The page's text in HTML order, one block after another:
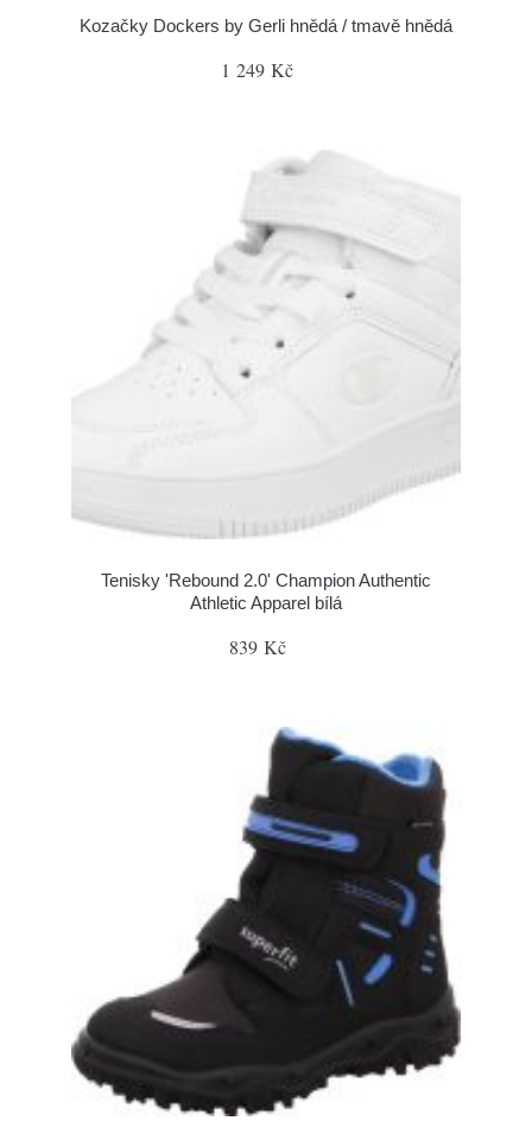
Kozačky Dockers by Gerli hnědá / tmavě hnědá
1 249 Kč
Tenisky 'Rebound 2.0' Champion Authentic
Athletic Apparel bílá
839 Kč